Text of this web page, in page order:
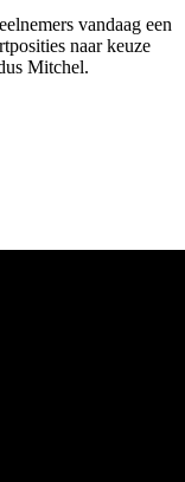
vandaag een
naar keuze
Mitchel.